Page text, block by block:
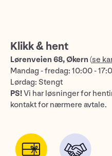
Klikk & hent
Lørenveien 68, Økern (se
Mandag - fredag: 10:00 -
Lørdag: Stengt
PS!Vi har løsninger for
kontakt for nærmere avtale.